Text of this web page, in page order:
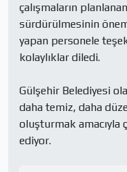
çalışmaların
sürdürülmesinin
yapan personele
kolaylıklar diledi.
Gülşehir Belediyesi
daha temiz, daha
oluşturmak amacıyla
ediyor.